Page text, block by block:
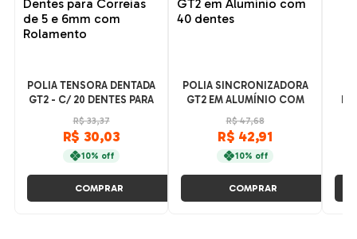
POLIA TENSORA DENTADA
GT2 - C/ 20 DENTES PARA
CORREIAS DE 5 E 6MM
COM ROLAMENTO
R$ 33,37
R$ 30,03
10% off
COMPRAR
POLIA SINCRONIZADORA
GT2 EM ALUMÍNIO COM
40 DENTES
R$ 47,68
R$ 42,91
10% off
COMPRAR